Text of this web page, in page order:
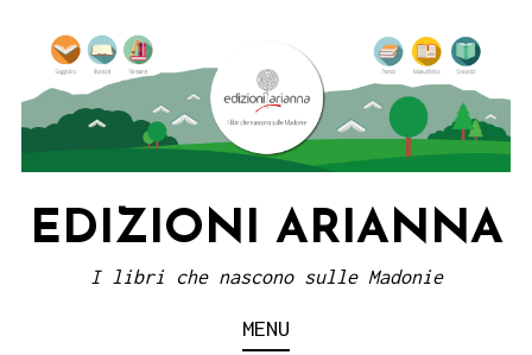
content
EDIZIONI ARIANNA
I libri che nascono sulle Madonie
MENU